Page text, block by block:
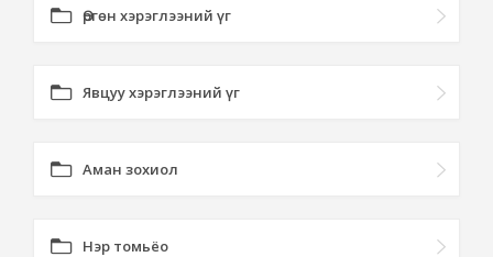
Өргөн хэрэглээний үг
Явцуу хэрэглээний үг
Аман зохиол
Нэр томьёо